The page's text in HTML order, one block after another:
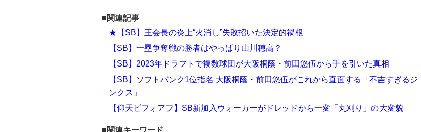
■関連記事
★【SB】王会長の炎上“火消し”失敗招いた決定的禍根
【SB】一塁争奪戦の勝者はやっぱり山川穂高？
【SB】2023年ドラフトで複数球団が大阪桐蔭・前田悠伍から手を引いた真相
【SB】ソフトバンク1位指名 大阪桐蔭・前田悠伍がこれから直面する「不吉すぎるジ
ンクス」
【仰天ビフォアフ】SB新加入ウォーカーがドレッドから一変「丸刈り」の大変貌
■関連キーワード